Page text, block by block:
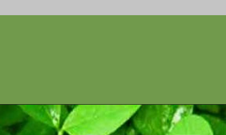
अर्पित करने से शनि की साढ़ेसाती या